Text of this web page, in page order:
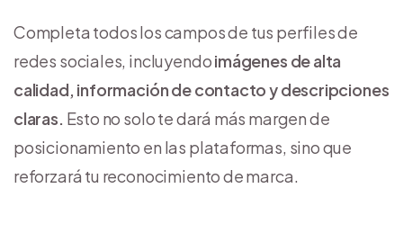
Completa todos los campos de tus perfiles de
redes sociales, incluyendoimágenes de alta
calidad, información de contacto y descripciones
claras. Esto no solo te dará más margen de
posicionamiento en las plataformas, sino que
reforzará tu reconocimiento de marca.